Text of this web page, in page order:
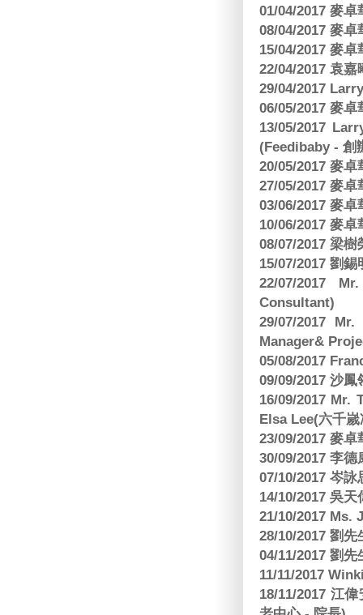
01/04/2017 麥
08/04/2017 麥
15/04/2017 麥
22/04/2017 袁
29/04/2017
06/05/2017 麥
13/05/2017
(Feedibaby - 創
20/05/2017 麥
27/05/2017 麥
03/06/2017 麥
10/06/2017 麥
08/07/2017 梁
15/07/2017 劉
22/07/2017
Consultant)
29/07/2017
Manager&
05/08/2017
09/09/2017 沙
16/09/2017 Mr.
Elsa Lee(六千
23/09/2017 麥
30/09/2017 李
07/10/2017 岑
14/10/2017 吳
21/10/2017 Ms.
28/10/2017 劉
04/11/2017 劉
11/11/2017
18/11/2017 江